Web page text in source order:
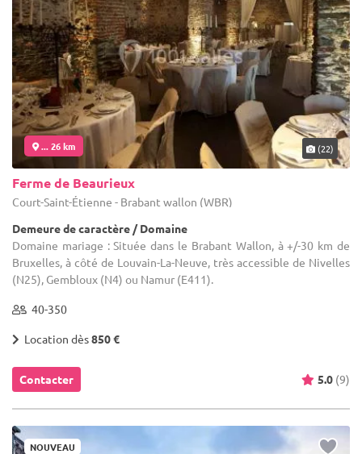
... 26 km (22)
Ferme de Beaurieux
Court-Saint-Étienne - Brabant wallon (WBR)
Demeure de caractère / Domaine
Domaine mariage : Située dans le Brabant Wallon, à +/-30 km de
Bruxelles, à côté de Louvain-La-Neuve, très accessible de Nivelles
(N25), Gembloux (N4) ou Namur (E411).
40-350
Location dès850 €
Contacter 5.0 (9)
NOUVEAU